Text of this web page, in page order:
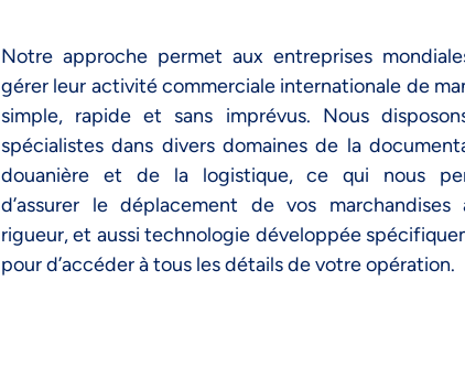
Notre approche permet aux entreprises
gérer leur activité commerciale internationale de
simple, rapide et sans imprévus. Nous
spécialistes dans divers domaines de la
douanière et de la logistique, ce qui nous
d’assurer le déplacement de vos marchandises
rigueur, et aussi technologie développée
pour d’accéder à tous les détails de votre opération.